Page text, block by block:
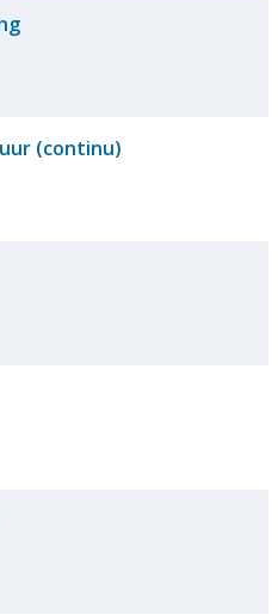
(continu)